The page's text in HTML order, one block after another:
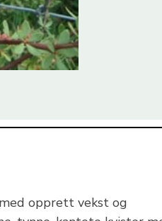
opprett vekst og